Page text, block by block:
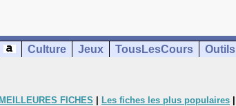
Culture Jeux TousLesCours Outils
FICHES Les fiches les plus populaires